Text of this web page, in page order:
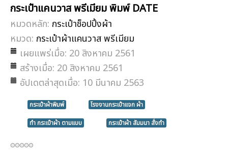
กระเป๋าแคนวาส พรีเมียม พิมพ์ DATE
หมวดหลัก: กระเป๋าช็อปปิ้งผ้า
หมวด: กระเป๋าผ้าแคนวาส พรีเมียม
เผยแพร่เมื่อ: 20 สิงหาคม 2561
สร้างเมื่อ: 20 สิงหาคม 2561
อัปเดตล่าสุดเมื่อ: 10 มีนาคม 2563
กระเป๋าผ้าพิมพ์
โรงงานกระเป๋าแจก ผ้า
ทำ กระเป๋าผ้า ตามแบบ
กระเป๋าผ้า สัมมนา สั่งทำ